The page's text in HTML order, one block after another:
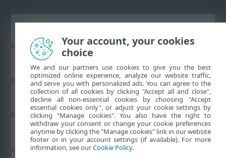
ESET Knowledgebase
ESET-Forum
Regionaler Support
Your account, your cookies
choice
We and our partners use cookies to give you the best
optimized online experience, analyze our website traffic,
and serve you with personalized ads. You can agree to the
collection of all cookies by clicking "Accept all and close",
decline all non-essential cookies by choosing "Accept
essential cookies only", or adjust your cookie settings by
clicking "Manage cookies". You also have the right to
withdraw your consent or change your cookie preferences
anytime by clicking the "Manage cookies" link in our website
footer or in your account settings (if available). For more
information, see ourCookie Policy.